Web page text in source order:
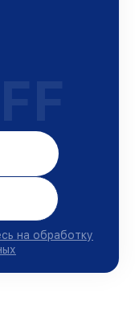
на обработку